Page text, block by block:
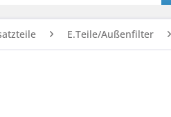
E.Teile/Außenfilter